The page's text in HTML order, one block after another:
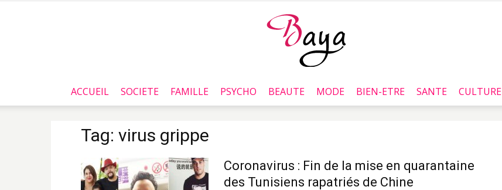
Baya.tn
ACCUEIL SOCIETE FAMILLE PSYCHO BEAUTE MODE BIEN-ETRE SANTE CULTURE
Tag: virus grippe
Coronavirus : Fin de la mise en quarantaine
des Tunisiens rapatriés de Chine